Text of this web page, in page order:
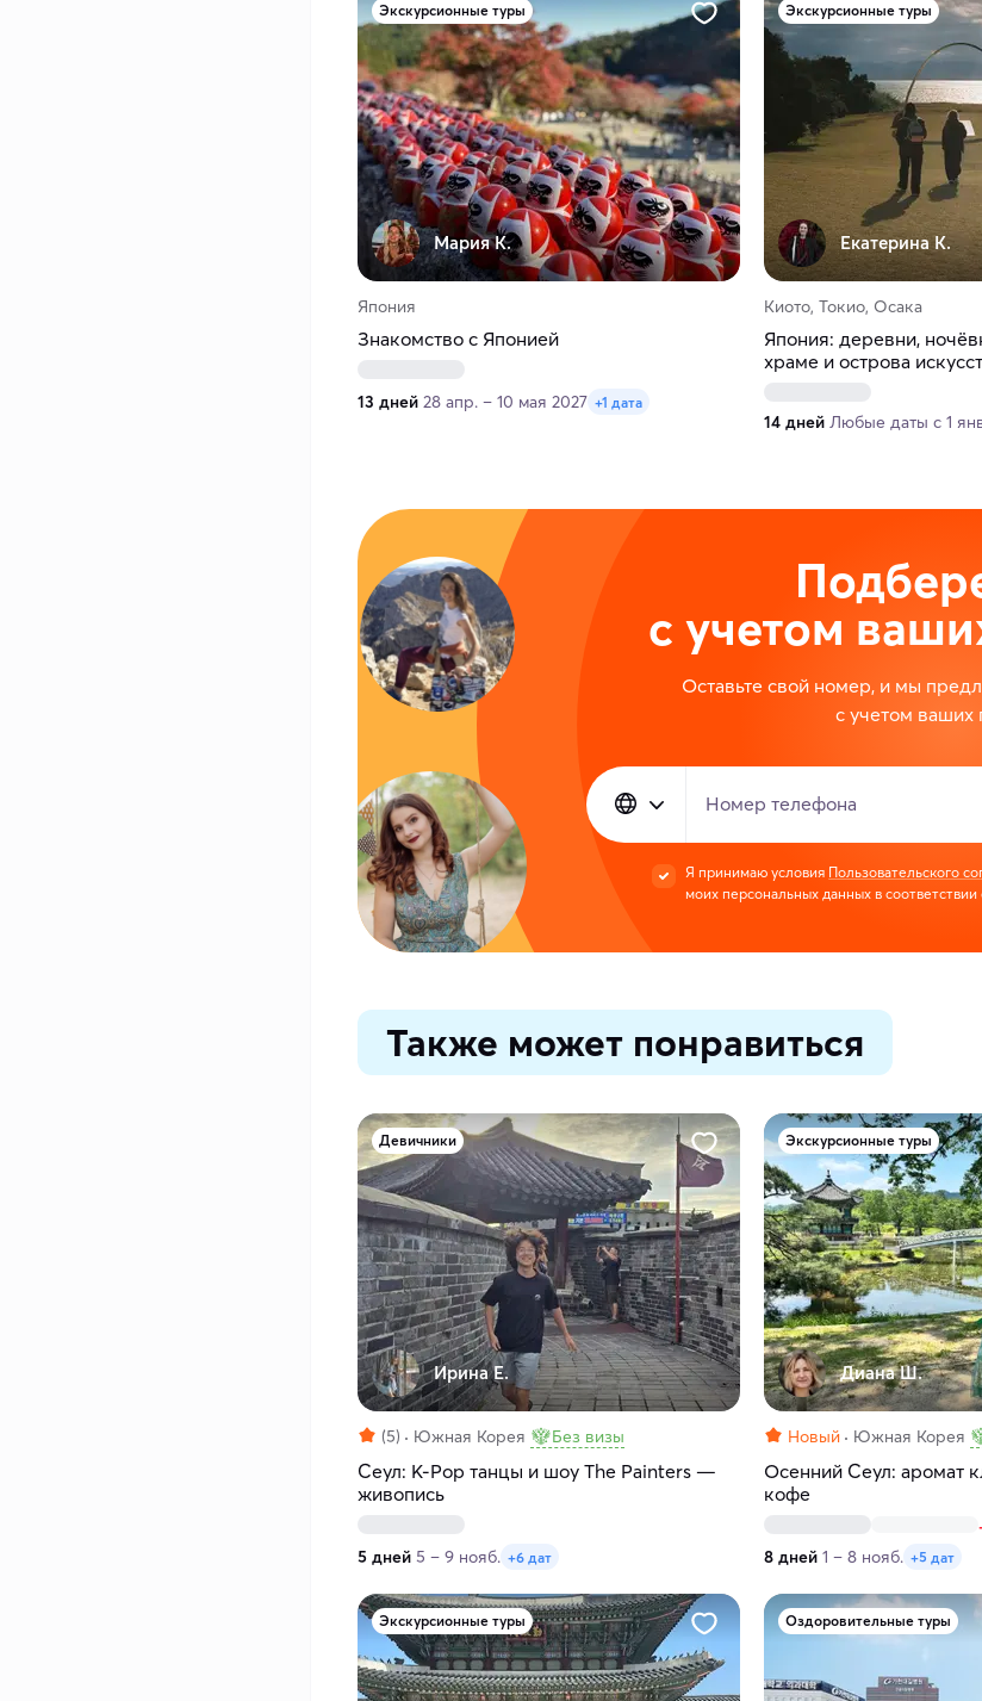
Экскурсионные туры
Мария К.
Япония
Знакомство с Японией
13 дней 28 апр. – 10 мая 2027 +1 дата
Экскурсионные туры
Екатерина К.
Киото, Токио, Осака
Япония: деревни,
храме и острова
14 дней Любые даты с 1
с учетом
Оставьте свой номер, и мы
с учетом ваших
Номер телефона
Я принимаю условия Пользовательского
моих персональных данных в соответствии
Также может понравиться
Девичники
Ирина Е.
(5) Южная Корея Без визы
Сеул: K‑Pop танцы и шоу The Painters —
живопись
5 дней 5 – 9 нояб. +6 дат
Экскурсионные туры
Диана Ш.
Новый Южная Корея
Осенний Сеул: аромат
кофе
8 дней 1 – 8 нояб. +5 дат
Экскурсионные туры Оздоровительные туры